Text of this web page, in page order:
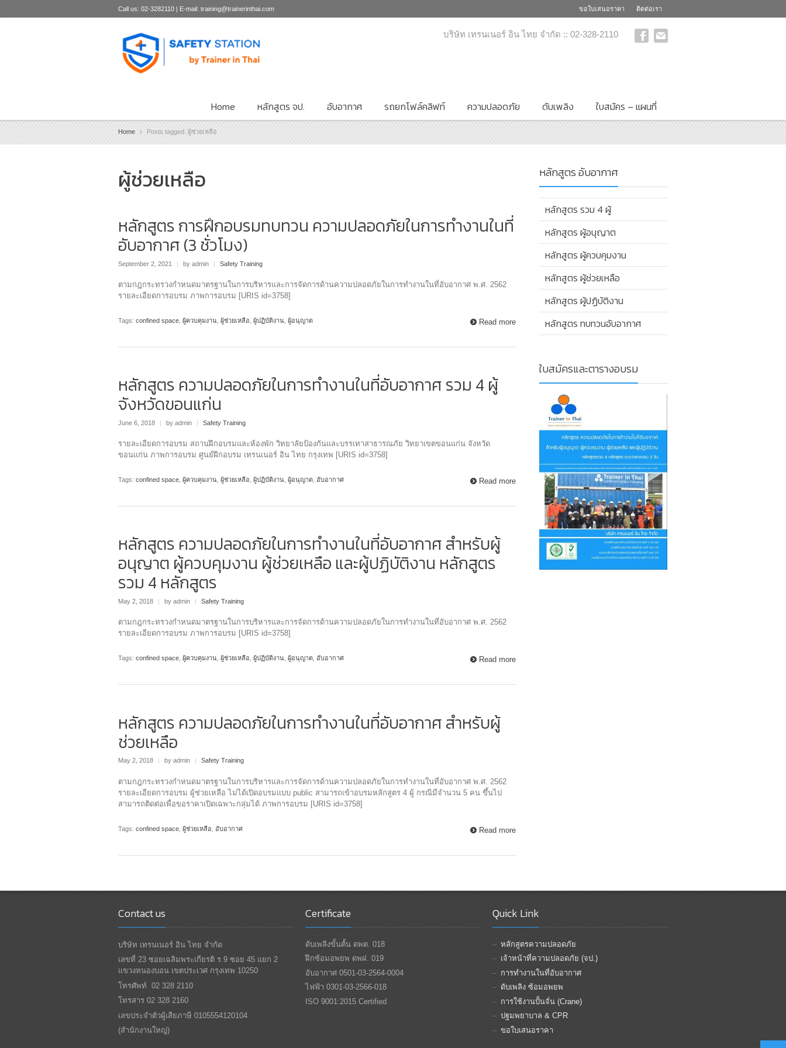
Call us: 02-3282110 | E-mail: training@trainerinthai.com ขอใบเสนอราคา ติดต่อเรา
บริษัท เทรนเนอร์ อิน ไทย จำกัด :: 02-328-2110
Home หลักสูตร จป. อับอากาศ รถยกโฟล์คลิฟท์ ความปลอดภัย ดับเพลิง ใบสมัคร – แผนที่
Home Posts tagged: ผู้ช่วยเหลือ
ผู้ช่วยเหลือ
หลักสูตร การฝึกอบรมทบทวน ความปลอดภัยในการทำงานในที่
อับอากาศ (3 ชั่วโมง)
September 2, 2021 | by admin | Safety Training
ตามกฎกระทรวงกำหนดมาตรฐานในการบริหารและการจัดการด้านความปลอดภัยในการทำงานในที่อับอากาศ พ.ศ. 2562
รายละเอียดการอบรม ภาพการอบรม [URIS id=3758]
Tags: confined space, ผู้ควบคุมงาน, ผู้ช่วยเหลือ, ผู้ปฏิบัติงาน, ผู้อนุญาต Read more
หลักสูตร ความปลอดภัยในการทำงานในที่อับอากาศ รวม 4 ผู้
จังหวัดขอนแก่น
June 6, 2018 | by admin | Safety Training
รายละเอียดการอบรม สถานฝึกอบรมและห้องพัก วิทยาลัยป้องกันและบรรเทาสาธารณภัย วิทยาเขตขอนแก่น จังหวัด
ขอนแก่น ภาพการอบรม ศูนย์ฝึกอบรม เทรนเนอร์ อิน ไทย กรุงเทพ [URIS id=3758]
Tags: confined space, ผู้ควบคุมงาน, ผู้ช่วยเหลือ, ผู้ปฏิบัติงาน, ผู้อนุญาต, อับอากาศ Read more
หลักสูตร ความปลอดภัยในการทำงานในที่อับอากาศ สำหรับผู้
อนุญาต ผู้ควบคุมงาน ผู้ช่วยเหลือ และผู้ปฏิบัติงาน หลักสูตร
รวม 4 หลักสูตร
May 2, 2018 | by admin | Safety Training
ตามกฎกระทรวงกำหนดมาตรฐานในการบริหารและการจัดการด้านความปลอดภัยในการทำงานในที่อับอากาศ พ.ศ. 2562
รายละเอียดการอบรม ภาพการอบรม [URIS id=3758]
Tags: confined space, ผู้ควบคุมงาน, ผู้ช่วยเหลือ, ผู้ปฏิบัติงาน, ผู้อนุญาต, อับอากาศ Read more
หลักสูตร ความปลอดภัยในการทำงานในที่อับอากาศ สำหรับผู้
ช่วยเหลือ
May 2, 2018 | by admin | Safety Training
ตามกฎกระทรวงกำหนดมาตรฐานในการบริหารและการจัดการด้านความปลอดภัยในการทำงานในที่อับอากาศ พ.ศ. 2562
รายละเอียดการอบรม ผู้ช่วยเหลือ ไม่ได้เปิดอบรมแบบ public สามารถเข้าอบรมหลักสูตร 4 ผู้ กรณีมีจำนวน 5 คน ขึ้นไป
สามารถติดต่อเพื่อขอราคาเปิดเฉพาะกลุ่มได้ ภาพการอบรม [URIS id=3758]
Tags: confined space ผู้ช่วยเหลือ อับอากาศ Read more
หลักสูตร อับอากาศ
หลักสูตร รวม 4 ผู้
หลักสูตร ผู้อนุญาต
หลักสูตร ผู้ควบคุมงาน
หลักสูตร ผู้ช่วยเหลือ
หลักสูตร ผู้ปฏิบัติงาน
หลักสูตร ทบทวนอับอากาศ
ใบสมัครและตารางอบรม
Contact us
บริษัท เทรนเนอร์ อิน ไทย จำกัด
เลขที่ 23 ซอยเฉลิมพระเกียรติ ร.9 ซอย 45 แยก 2
แขวงหนองบอน เขตประเวศ กรุงเทพ 10250
โทรศัพท์ 02 328 2110
โทรสาร 02 328 2160
เลขประจำตัวผู้เสียภาษี 0105554120104
(สำนักงานใหญ่)
Certificate
ดับเพลิงขั้นตั้น ดพต. 018
ฝึกซ้อมอพยพ ดพฝ. 019
อับอากาศ 0501-03-2564-0004
ไฟฟ้า 0301-03-2566-018
ISO 9001:2015 Certified
Quick Link
หลักสูตรความปลอดภัย
เจ้าหน้าที่ความปลอดภัย (จป.)
การทำงานในที่อับอากาศ
ดับเพลิง ซ้อมอพยพ
การใช้งานปั้นจั่น (Crane)
ปฐมพยาบาล & CPR
ขอใบเสนอราคา